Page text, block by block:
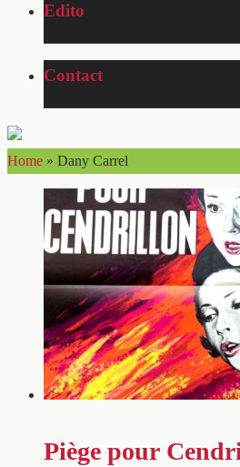
Edito
Contact
Home » Dany Carrel
Piège pour